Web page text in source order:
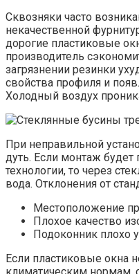
Сквозняки часто
некачественной
дорогие пластиковые
производитель
загрязнении резинки
свойства профиля и
Холодный воздух
При неправильной
дуть. Если монтаж
технологии, то через
вода. Отклонения от
Местоположение
Плохое качество
Подоконник плохо
Если пластиковые окна
климатическим нормам,